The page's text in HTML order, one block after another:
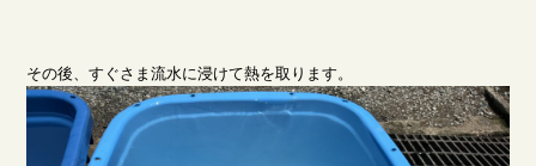
その後、すぐさま流水に浸けて熱を取ります。